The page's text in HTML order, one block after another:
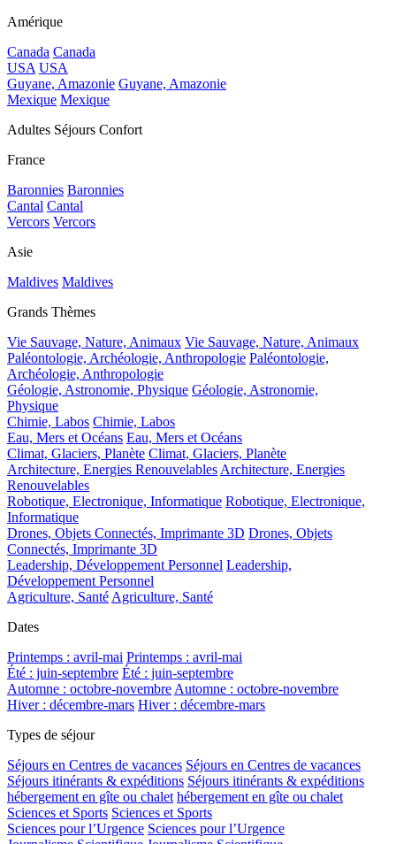
Amérique
Canada Canada
USA USA
Guyane, Amazonie Guyane, Amazonie
Mexique Mexique
Adultes Séjours Confort
France
Baronnies Baronnies
Cantal Cantal
Vercors Vercors
Asie
Maldives Maldives
Grands Thèmes
Vie Sauvage, Nature, Animaux Vie Sauvage, Nature, Animaux
Paléontologie, Archéologie, Anthropologie Paléontologie,
Archéologie, Anthropologie
Géologie, Astronomie, Physique Géologie, Astronomie,
Physique
Chimie, Labos Chimie, Labos
Eau, Mers et Océans Eau, Mers et Océans
Climat, Glaciers, Planète Climat, Glaciers, Planète
Architecture, Energies Renouvelables Architecture, Energies
Renouvelables
Robotique, Electronique, Informatique Robotique, Electronique,
Informatique
Drones, Objets Connectés, Imprimante 3D Drones, Objets
Connectés, Imprimante 3D
Leadership, Développement Personnel Leadership,
Développement Personnel
Agriculture, Santé Agriculture, Santé
Dates
Printemps : avril-mai Printemps : avril-mai
Été : juin-septembre Été : juin-septembre
Automne : octobre-novembre Automne : octobre-novembre
Hiver : décembre-mars Hiver : décembre-mars
Types de séjour
Séjours en Centres de vacances Séjours en Centres de vacances
Séjours itinérants & expéditions Séjours itinérants & expéditions
hébergement en gîte ou chalet hébergement en gîte ou chalet
Sciences et Sports Sciences et Sports
Sciences pour l’Urgence Sciences pour l’Urgence